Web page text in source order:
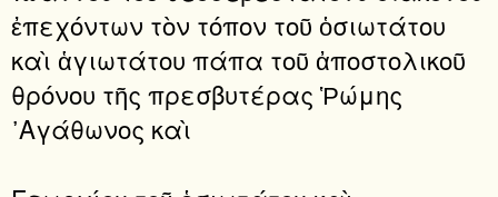
ἐπεχόντων τὸν τόπον τοῦ ὁσιωτάτου
καὶ ἁγιωτάτου πάπα τοῦ ἀποστολικοῦ
θρόνου τῆς πρεσβυτέρας Ῥώμης
᾿Αγάθωνος καὶ